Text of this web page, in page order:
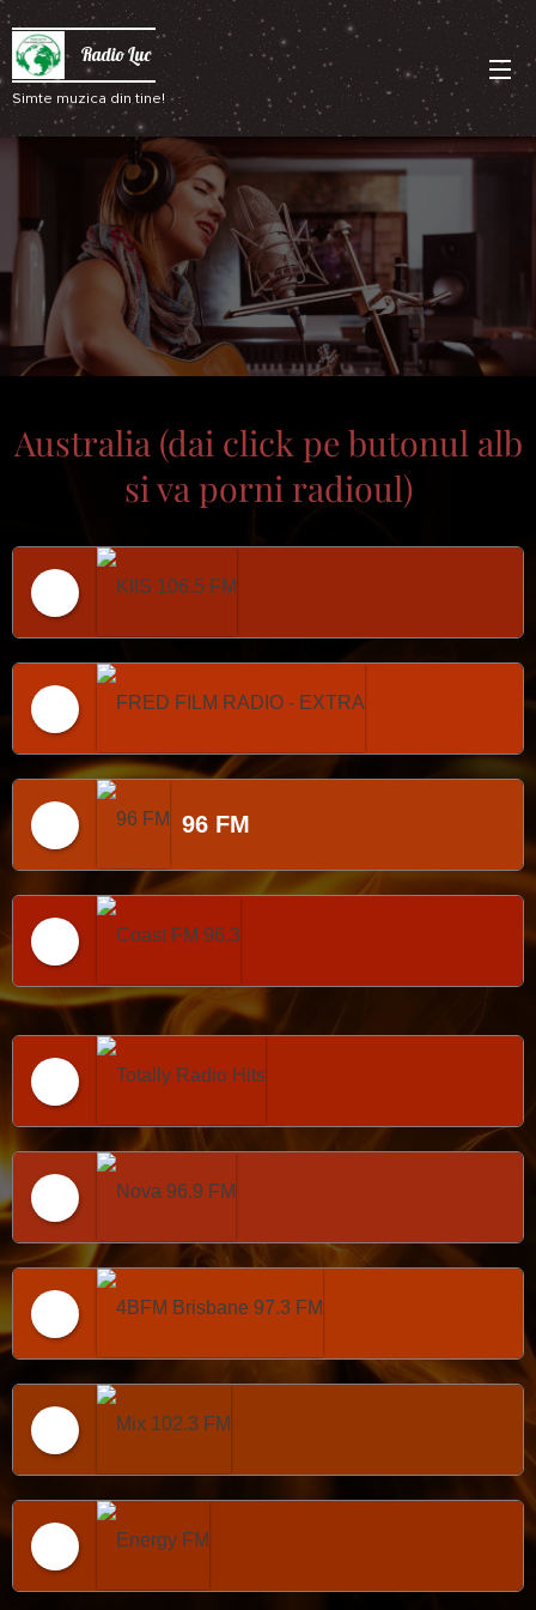
Radio Luc
Simte muzica din tine!
Australia (dai click pe butonul alb
si va porni radioul)
KIIS 106.5 FM
96 FM
Coast FM 96.3
Totally Radio Hits
Nova 96.9 FM
Mix 102.3 FM